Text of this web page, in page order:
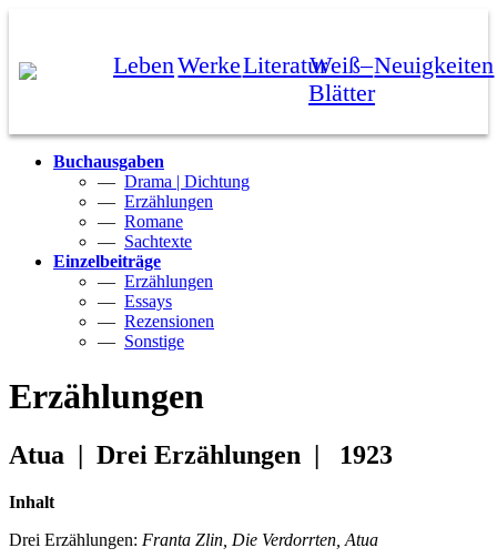
LebenWerkeLiteraturWeiß–
Blätter
Neuigkeiten
Buchausgaben
— Drama | Dichtung
— Erzählungen
— Romane
— Sachtexte
Einzelbeiträge
— Erzählungen
— Essays
— Rezensionen
— Sonstige
Erzählungen
Atua | Drei Erzählungen | 1923
Inhalt
Drei Erzählungen: Franta Zlin, Die Verdorrten, Atua